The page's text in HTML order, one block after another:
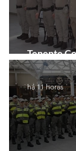
Tenente
comando
há 11 horas